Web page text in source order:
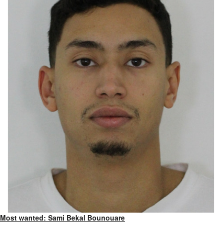
Most wanted: Sami Bekal Bounouare